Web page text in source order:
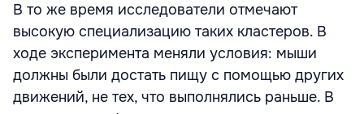
В то же время исследователи отмечают
высокую специализацию таких кластеров. В
ходе эксперимента меняли условия: мыши
должны были достать пищу с помощью других
движений, не тех, что выполнялись раньше. В